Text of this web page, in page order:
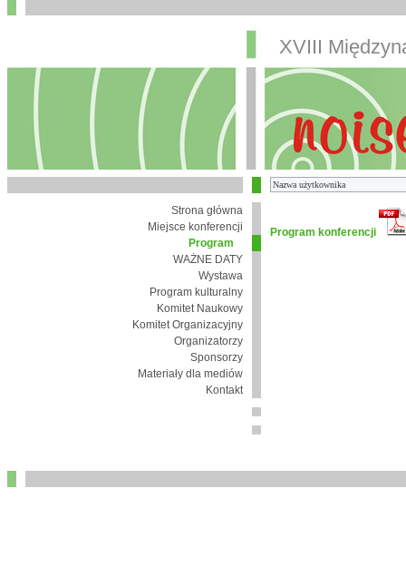
XVIII
Strona główna
Miejsce konferencji
Program
WAŻNE DATY
Wystawa
Program kulturalny
Komitet Naukowy
Komitet Organizacyjny
Organizatorzy
Sponsorzy
Materiały dla mediów
Kontakt
Program konferencji